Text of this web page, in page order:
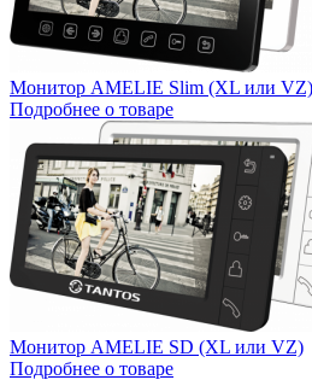
Монитор AMELIE Slim (XL или VZ)
Подробнее о товаре
Монитор AMELIE SD (XL или VZ)
Подробнее о товаре